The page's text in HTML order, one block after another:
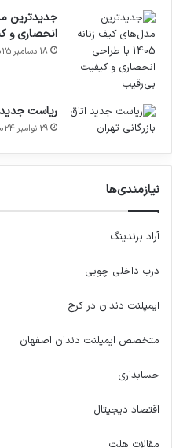
انحصاری و
18 دسامبر 2025
ریاست جدید
29 نوامبر 2024
نیازمندی‌ها
آراد برندینگ
درب داخلی چوبی
ایمپلنت دندان در کرج
متخصص ایمپلنت دندان اصفهان
حسابداری
اقتصاد دیجیتال